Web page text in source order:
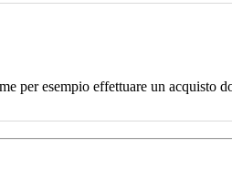
per esempio effettuare un acquisto